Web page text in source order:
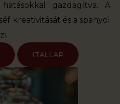
gazdagítva. A
kreativitását és a spanyol
ITALLAP